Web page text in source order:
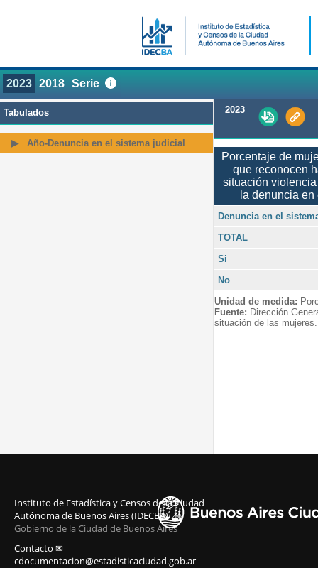
2023 2018 Serie
Tabulados
Año-Denuncia en el sistema judicial
2023
Porcentaje de
que reconocen
situación
la denuncia
Denuncia en el
TOTAL
Si
No
Unidad de medida:
Fuente: Dirección
situación de las mujeres.
Instituto de Estadística y Censos de la Ciudad
Autónoma de Buenos Aires (IDECBA)
Gobierno de la Ciudad de Buenos Aires
Contacto ✉
cdocumentacion@estadisticaciudad.gob.ar